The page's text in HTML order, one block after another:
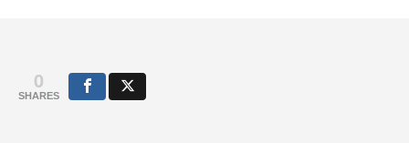
0
SHARES